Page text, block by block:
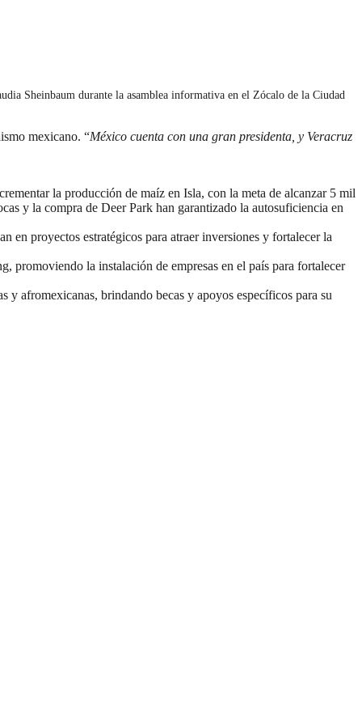
Sheinbaum durante la asamblea informativa en el Zócalo de la Ciudad
mexicano. “México cuenta con una gran presidenta, y Veracruz
la producción de maíz en Isla, con la meta de alcanzar 5 mil
y la compra de Deer Park han garantizado la autosuficiencia en
en proyectos estratégicos para atraer inversiones y fortalecer la
promoviendo la instalación de empresas en el país para fortalecer
afromexicanas, brindando becas y apoyos específicos para su